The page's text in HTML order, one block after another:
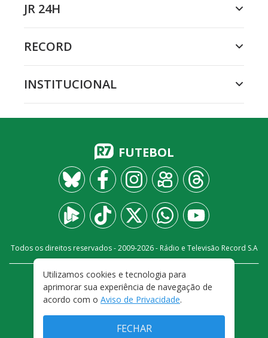
JR 24H
RECORD
INSTITUCIONAL
FUTEBOL
Todos os direitos reservados - 2009-2026- Rádio e Televisão Record S.A
FALE CONOSCO
PRIVACIDADE
TERMOS E CONDIÇÕES DE USO
Utilizamos cookies e tecnologia para
aprimorar sua experiência de navegação de
acordo com o Aviso de Privacidade.
FECHAR